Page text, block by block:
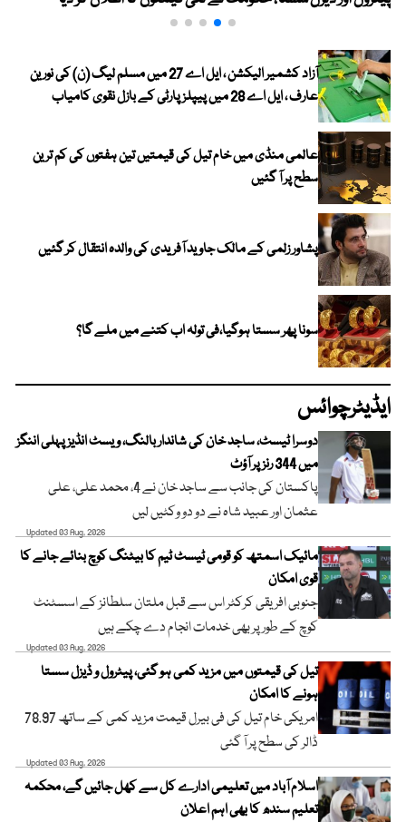
آزاد کشمیر الیکشن ، ایل اے 27 میں مسلم لیگ (ن) کی نورین
عارف ، ایل اے 28 میں پیپلز پارٹی کے بازل نقوی کامیاب
عالمی منڈی میں خام تیل کی قیمتیں تین ہفتوں کی کم ترین
سطح پر آ گئیں
پشاور زلمی کے مالک جاوید آفریدی کی والدہ انتقال کر گئیں
سونا پھر سستا ہوگیا،فی تولہ اب کتنے میں ملے گا؟
ایڈیٹرچوائس
دوسرا ٹیسٹ، ساجد خان کی شاندار بالنگ، ویسٹ انڈیز پہلی اننگز
میں 344 رنز پر آؤٹ
پاکستان کی جانب سے ساجد خان نے 4، محمد علی، علی
عثمان اور عبید شاہ نے دو دو وکٹیں لیں
Updated 03 Aug, 2026
مائیک اسمتھ کو قومی ٹیسٹ ٹیم کا بیٹنگ کوچ بنائے جانے کا
قوی امکان
جنوبی افریقی کرکٹر اس سے قبل ملتان سلطانز کے اسسٹنٹ
کوچ کے طور پر بھی خدمات انجام دے چکے ہیں
Updated 03 Aug, 2026
تیل کی قیمتوں میں مزید کمی ہو گئی، پیٹرول و ڈیزل سستا
ہونے کا امکان
امریکی خام تیل کی فی بیرل قیمت مزید کمی کے ساتھ 78.97
ڈالر کی سطح پر آ گئی
Updated 03 Aug, 2026
اسلام آباد میں تعلیمی ادارے کل سے کھل جائیں گے، محکمہ
تعلیم سندھ کا بھی اہم اعلان